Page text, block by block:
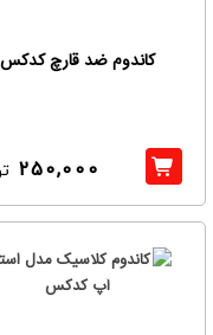
کاندوم ضد قارچ کدکس
250,000